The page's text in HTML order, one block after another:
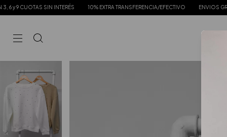
INTERÉS 10% EXTRA TRANSFERENCIA/EFECTIVO ENVIOS GRATIS DESDE